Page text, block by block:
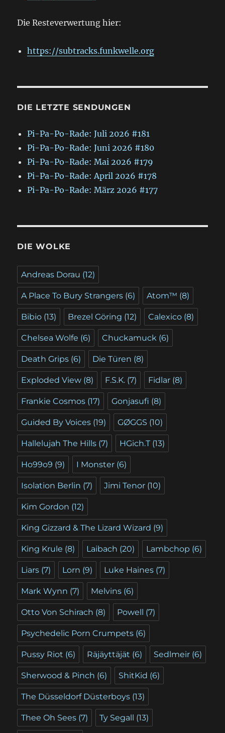
Die Resteverwertung hier:
https://subtracks.funkwelle.org
DIE LETZTE SENDUNGEN
Pi-Pa-Po-Rade: Juli 2026 #181
Pi-Pa-Po-Rade: Juni 2026 #180
Pi-Pa-Po-Rade: Mai 2026 #179
Pi-Pa-Po-Rade: April 2026 #178
Pi-Pa-Po-Rade: März 2026 #177
DIE WOLKE
Andreas Dorau (12)
A Place To Bury Strangers (6) Atom™ (8)
Bibio (13) Brezel Göring (12) Calexico (8)
Chelsea Wolfe (6) Chuckamuck (6)
Death Grips (6) Die Türen (8)
Exploded View (8) F.S.K. (7) Fidlar (8)
Frankie Cosmos (17) Gonjasufi (8)
Guided By Voices (19) GØGGS (10)
Hallelujah The Hills (7) HGich.T (13)
Ho99o9 (9) I Monster (6)
Isolation Berlin (7) Jimi Tenor (10)
Kim Gordon (12)
King Gizzard & The Lizard Wizard (9)
King Krule (8) Laibach (20) Lambchop (6)
Liars (7) Lorn (9) Luke Haines (7)
Mark Wynn (7) Melvins (6)
Otto Von Schirach (8) Powell (7)
Psychedelic Porn Crumpets (6)
Pussy Riot (6) Räjäyttäjät (6) Sedlmeir (6)
Sherwood & Pinch (6) ShitKid (6)
The Düsseldorf Düsterboys (13)
Thee Oh Sees (7) Ty Segall (13)